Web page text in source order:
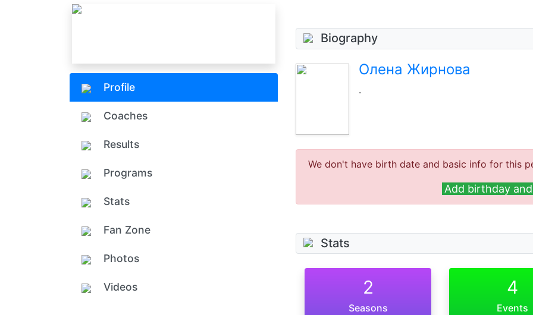
Profile
Coaches
Results
Programs
Stats
Fan Zone
Photos
Videos
Biography
Олена Жирнова
.
We don't have birth date and basic info for this
Add birthday
Stats
2
Seasons
4
Events